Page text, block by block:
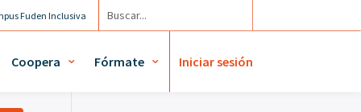
Fuden Inclusiva
Coopera Fórmate Iniciar sesión